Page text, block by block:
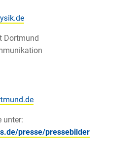
Dortmund
unter:
presse/pressebilder